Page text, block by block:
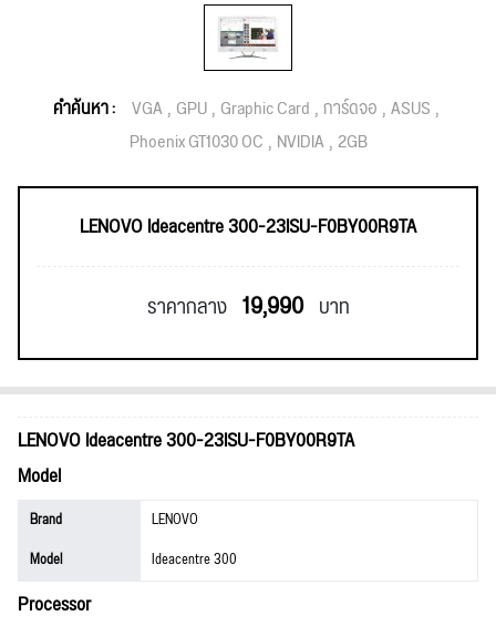
คำค้นหา : VGA GPU Graphic Card การ์ดจอ ASUS
Phoenix GT1030 OC NVIDIA 2GB
LENOVO Ideacentre 300-23ISU-F0BY00R9TA
ราคากลาง 19,990 บาท
LENOVO Ideacentre 300-23ISU-F0BY00R9TA
Model
Brand
LENOVO
Model
Ideacentre 300
Processor